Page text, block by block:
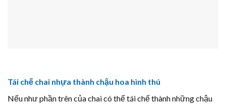
Tái chế chai nhựa thành chậu hoa hình thú
Nếu như phần trên của chai có thể tái chế thành những chậu